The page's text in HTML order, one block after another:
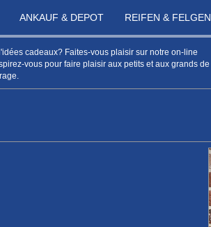
ANKAUF & DEPOT REIFEN & FELGEN
cadeaux? Faites-vous plaisir sur notre on-line
vous pour faire plaisir aux petits et aux grands de